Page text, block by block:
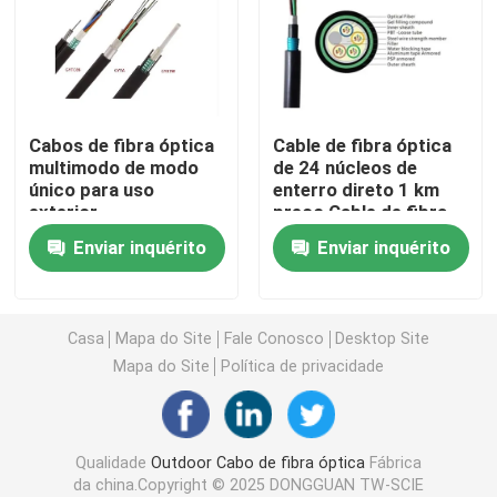
FTTH Drop Cable
Cabo de fibra óptica de ADSS
multi cabo de fibra ótica da costa
Cabo de fibra ótica blindado
cabo de fibra óptica do opgw
fechamento de fibra ótica da junção do cabo
Cabos de fibra óptica
multimodo de modo
único para uso
exterior
Enviar inquérito
Cable de fibra óptica
de 24 núcleos de
enterro direto 1 km
preço Cable de fibra
óptica de enterro
diretoEnviar inquérito
Casa Mapa do Site Fale Conosco
Desktop Site
Mapa do Site
Política de privacidade
Qualidade Outdoor Cabo de fibra óptica Fábrica
da china.Copyright © 2025 DONGGUAN TW-SCIE